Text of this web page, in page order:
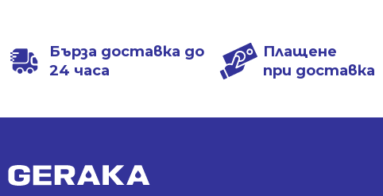
Бърза доставка до
24 часа
Плащене
при доставка